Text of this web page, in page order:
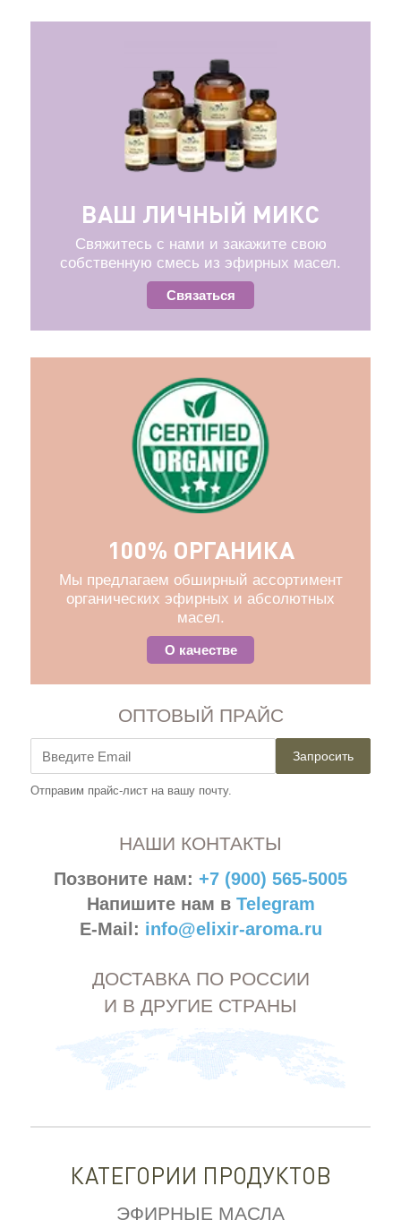
ВАШ ЛИЧНЫЙ МИКС
Свяжитесь с нами и закажите свою
собственную смесь из эфирных масел.
Связаться
100% ОРГАНИКА
Мы предлагаем обширный ассортимент
органических эфирных и абсолютных
масел.
О качестве
ОПТОВЫЙ ПРАЙС
Запросить
Отправим прайс-лист на вашу почту.
НАШИ КОНТАКТЫ
Позвоните нам: +7 (900) 565-5005
Напишите нам в Telegram
E-Mail: info@elixir-aroma.ru
ДОСТАВКА ПО РОССИИ
И В ДРУГИЕ СТРАНЫ
КАТЕГОРИИ ПРОДУКТОВ
ЭФИРНЫЕ МАСЛА